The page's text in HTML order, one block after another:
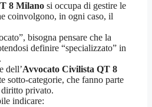
8 Milano si occupa di gestire le
coinvolgono, in ogni caso, il
bisogna pensare che la
definire “specializzato” in
dell’Avvocato Civilista QT 8
sotto-categorie, che fanno parte
privato.
indicare: